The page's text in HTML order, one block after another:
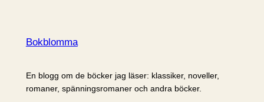
Bokblomma
En blogg om de böcker jag läser: klassiker, noveller,
romaner, spänningsromaner och andra böcker.